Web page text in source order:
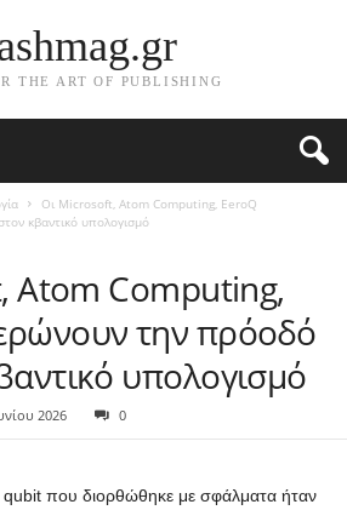
THE ART OF PUBLISHING
Οι Microsoft, Atom Computing, EeroQ
κβαντικό υπολογισμό
Atom Computing,
την πρόοδό
υπολογισμό
2026 0
qubit που διορθώθηκε με σφάλματα ήταν